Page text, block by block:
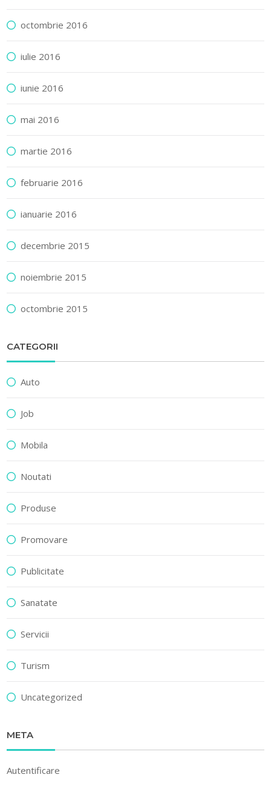
octombrie 2016
iulie 2016
iunie 2016
mai 2016
martie 2016
februarie 2016
ianuarie 2016
decembrie 2015
noiembrie 2015
octombrie 2015
CATEGORII
Auto
Job
Mobila
Noutati
Produse
Promovare
Publicitate
Sanatate
Servicii
Turism
Uncategorized
META
Autentificare